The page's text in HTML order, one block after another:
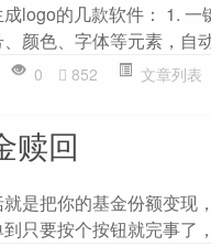
logo的几款软件： 1.
颜色、字体等元素，自
0 852 文章列表
赎回
是把你的基金份额变现
只要按个按钮就完事了